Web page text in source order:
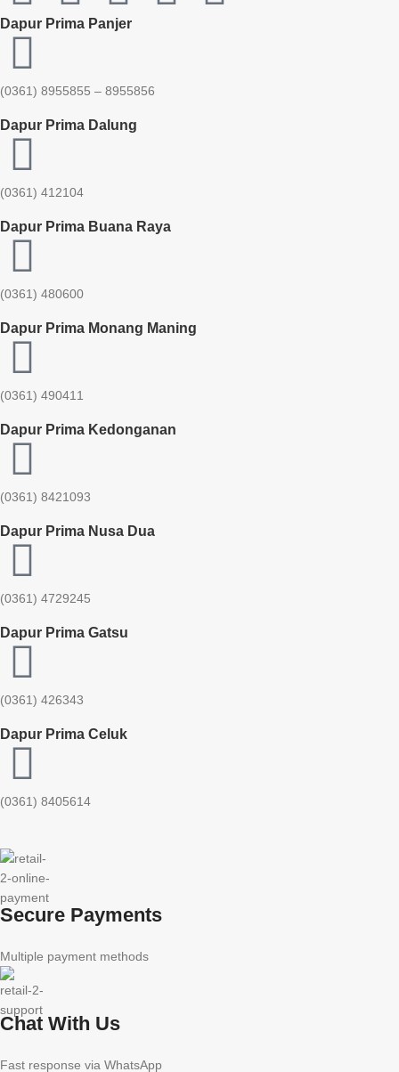
Dapur Prima Panjer
(0361) 8955855 – 8955856​
Dapur Prima Dalung
(0361) 412104
Dapur Prima Buana Raya
(0361) 480600
Dapur Prima Monang Maning
(0361) 490411​
Dapur Prima Kedonganan
(0361) 8421093
Dapur Prima Nusa Dua
(0361) 4729245
Dapur Prima Gatsu
(0361) 426343
Dapur Prima Celuk
(0361) 8405614
Secure Payments
Multiple payment methods
Chat With Us
Fast response via WhatsApp